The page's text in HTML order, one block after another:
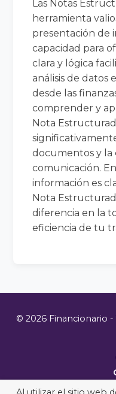
Las Notas
herramienta
presentación de
capacidad para
clara y lógica
análisis de datos
desde las
comprender y
Nota
documentos y la
comunicación.
información es
Nota
diferencia en la
eficiencia de tu
© 2026 Financionario